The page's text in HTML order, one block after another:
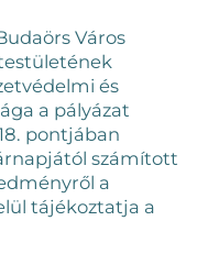
Város
és
a pályázat
pontjában
számított
a
tájékoztatja a